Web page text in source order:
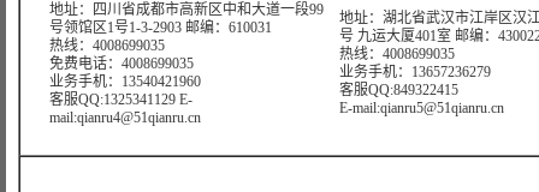
地址：四川省成都市高新区中和大道一段99
号领馆区1号1-3-2903 邮编：610031
热线：4008699035
免费电话：4008699035
业务手机：13540421960
客服QQ:1325341129 E-
mail:qianru4@51qianru.cn
地址：湖北省武汉市江岸区汉
号 九运大厦401室 邮编：
热线：4008699035
业务手机：13657236279
客服QQ:849322415
E-mail:qianru5@51qianru.cn